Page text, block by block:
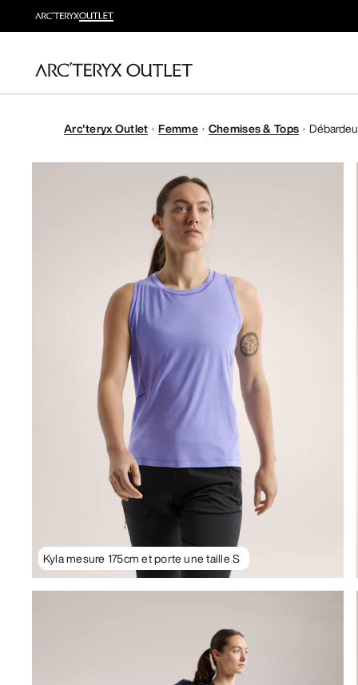
Arc'teryx Outlet Femme Chemises & Tops
Kyla mesure 175cm et porte une taille S